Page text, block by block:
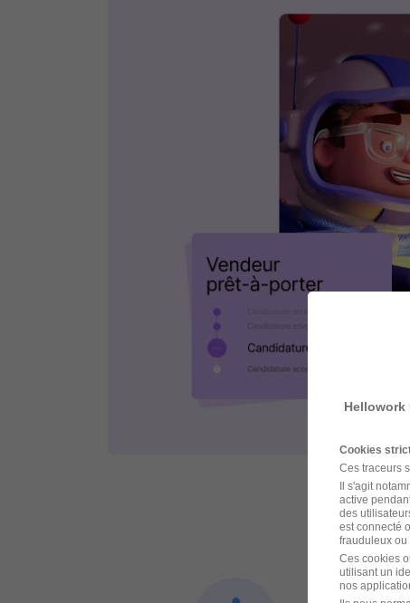
Hellowork
Cookies
Ces traceurs
Il s'agit
active
des
est connecté
frauduleux ou
Ces cookies
utilisant un
nos